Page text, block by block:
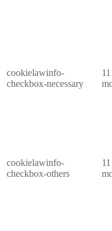
cookielawinfo-
checkbox-necessary
11
cookielawinfo-
checkbox-others
11